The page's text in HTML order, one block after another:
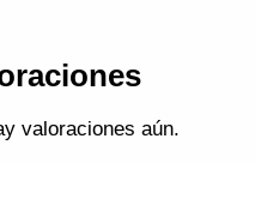
valoraciones aún.